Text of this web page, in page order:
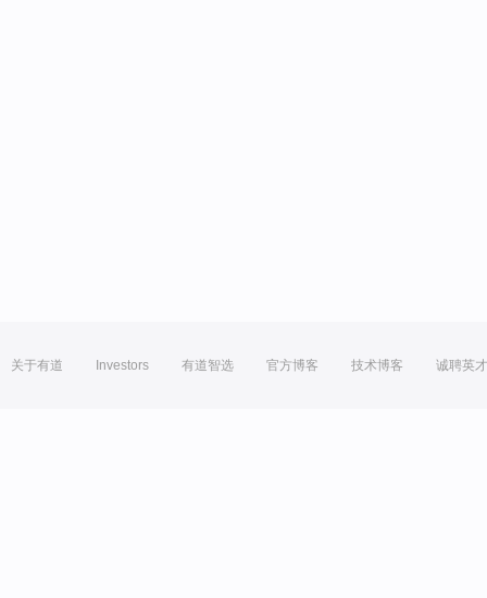
关于有道 Investors 有道智选 官方博客 技术博客 诚聘英才